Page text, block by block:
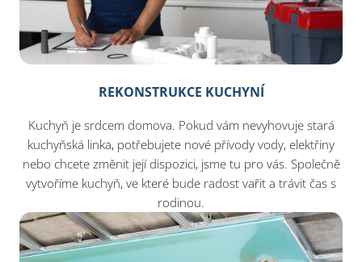
REKONSTRUKCE KUCHYNÍ
Kuchyň je srdcem domova. Pokud vám nevyhovuje stará
kuchyňská linka, potřebujete nové přívody vody, elektřiny
nebo chcete změnit její dispozici, jsme tu pro vás. Společně
vytvoříme kuchyň, ve které bude radost vařit a trávit čas s
rodinou.